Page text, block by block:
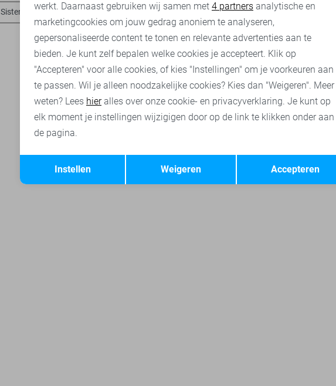
SisterS point jassen SisterS point jurken SisterS point broeken SisterS point tops
Terug Opslaan
werkt. Daarnaast gebruiken wij samen met 4 partners analytische en
marketingcookies om jouw gedrag anoniem te analyseren,
gepersonaliseerde content te tonen en relevante advertenties aan te
bieden. Je kunt zelf bepalen welke cookies je accepteert. Klik op
"Accepteren" voor alle cookies, of kies "Instellingen" om je voorkeuren aan
te passen. Wil je alleen noodzakelijke cookies? Kies dan "Weigeren". Meer
weten? Lees hieralles over onze cookie- en privacyverklaring. Je kunt op
elk moment je instellingen wijzigigen door op de link te klikken onder aan
de pagina.
Accepteren
Weigeren
Instellen